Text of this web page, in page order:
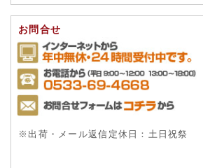
お問合せ
※出荷・メール返信定休日：土日祝祭